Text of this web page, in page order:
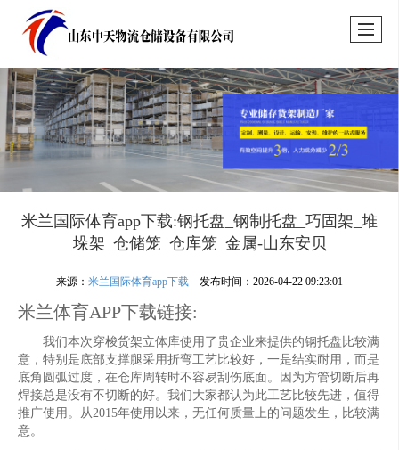
米兰国际体育app下载:钢托盘_钢制托盘_巧固架_堆
垛架_仓储笼_仓库笼_金属-山东安贝
来源：米兰国际体育app下载 发布时间：2026-04-22 09:23:01
米兰体育APP下载链接:
我们本次穿梭货架立体库使用了贵企业来提供的钢托盘比较满
意，特别是底部支撑腿采用折弯工艺比较好，一是结实耐用，而是
底角圆弧过度，在仓库周转时不容易刮伤底面。因为方管切断后再
焊接总是没有不切断的好。我们大家都认为此工艺比较先进，值得
推广使用。从2015年使用以来，无任何质量上的问题发生，比较满
意。